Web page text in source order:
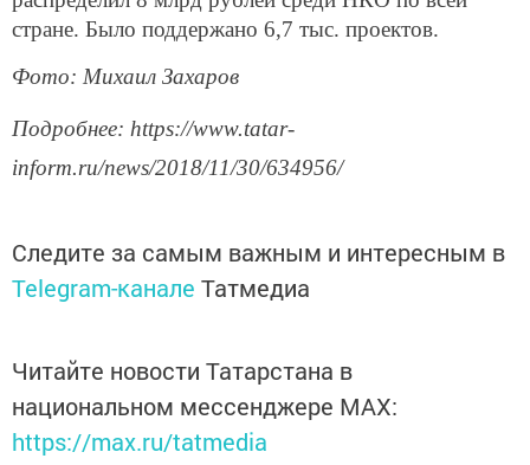
стране. Было поддержано 6,7 тыс. проектов.
Фото: Михаил Захаров
Подробнее: https://www.tatar-
inform.ru/news/2018/11/30/634956/
Следите за самым важным и интересным в
Telegram-канале Татмедиа
Читайте новости Татарстана в
национальном мессенджере MАХ:
https://max.ru/tatmedia